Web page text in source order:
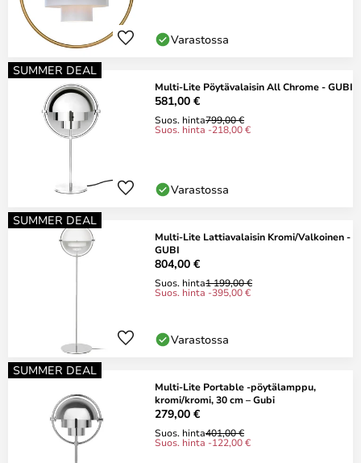
Varastossa
SUMMER DEAL
Multi-Lite Pöytävalaisin All Chrome - GUBI
581,00 €
Suos. hinta799,00 €
Suos. hinta -218,00 €
Varastossa
SUMMER DEAL
Multi-Lite Lattiavalaisin Kromi/Valkoinen -
GUBI
804,00 €
Suos. hinta1 199,00 €
Suos. hinta -395,00 €
Varastossa
SUMMER DEAL
Multi-Lite Portable -pöytälamppu,
kromi/kromi, 30 cm – Gubi
279,00 €
Suos. hinta401,00 €
Suos. hinta -122,00 €